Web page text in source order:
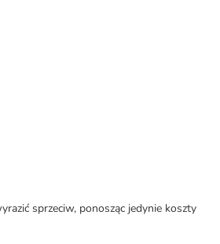
sprzeciw, ponosząc jedynie koszty